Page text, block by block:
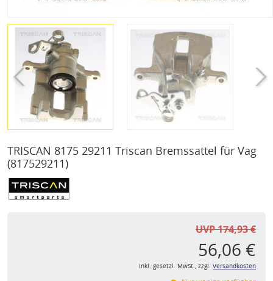
TRISCAN 8175 29211 Triscan Bremssattel für Vag
(817529211)
UVP 174,93 €
56,06 €
inkl. gesetzl. MwSt., zzgl. Versandkosten